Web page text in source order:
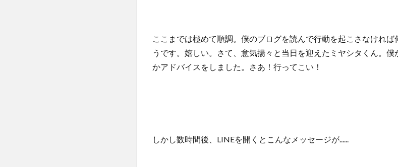
ここまでは極めて順調。僕のブログを読んで行動を起こさなけれ
うです。嬉しい。さて、意気揚々と当日を迎えたミヤシタくん。
かアドバイスをしました。さあ！行ってこい！
しかし数時間後、LINEを開くとこんなメッセージが......